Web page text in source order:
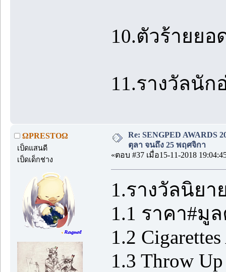
10.ตัวร้ายยอ
11.รางวัลนัก
ΩPRESTOΩ
เป็ดแสนดี
เป็ดเด็กช่าง
Re: SENGPED AWARDS
ตุลา จนถึง 25 พฤศจิกา
«ตอบ #37 เมื่อ15-11-2018
1.รางวัลนิย
1.1 ราคา#มู
1.2
1.3 Throw